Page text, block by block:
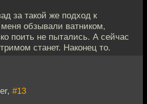
за такой же подход к
обзывали ватником,
поить не пытались. А сейчас
станет. Наконец то.
#13